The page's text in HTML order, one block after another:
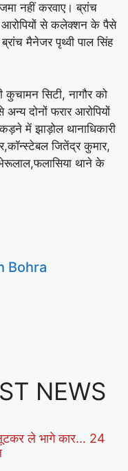
नहीं करवाए। ब्रांच
आरोपियों से कलेक्शन के पैसे
मैनेजर पृथ्वी पाल सिंह
कुचामन सिटी, नागौर को
अन्य दोनों फरार आरोपियों
में झाड़ोल थानाधिकारी
जितेंद्र कुमार,
थाने के
Bohra
NEWS
ले भागे कार… 24